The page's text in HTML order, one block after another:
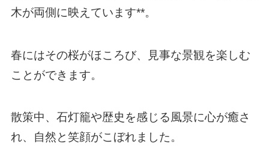
木が両側に映えています**。
春にはその桜がほころび、見事な景観を楽しむ
ことができます。
散策中、石灯籠や歴史を感じる風景に心が癒さ
れ、自然と笑顔がこぼれました。